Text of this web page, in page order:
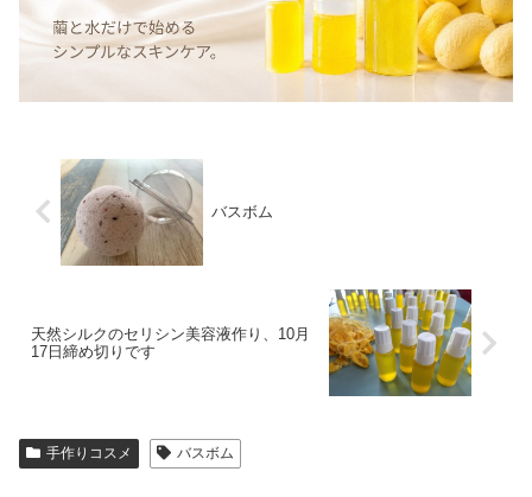
バスボム
天然シルクのセリシン美容液作り、10月
17日締め切りです
手作りコスメ バスボム